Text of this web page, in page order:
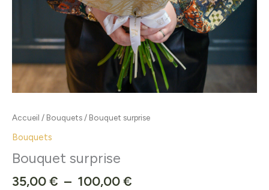
Accueil / Bouquets/ Bouquet surprise
Bouquets
Bouquet surprise
35,00€ – 100,00€